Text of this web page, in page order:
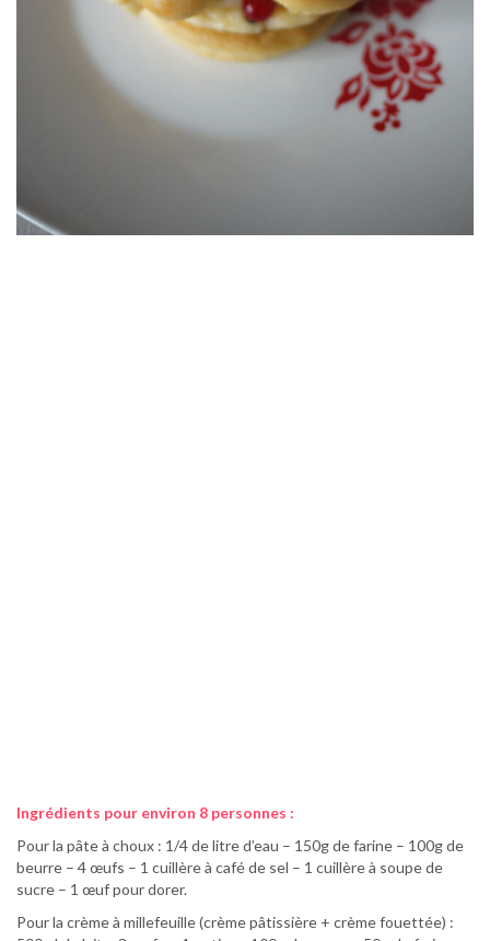
Ingrédients pour environ 8 personnes :
Pour la pâte à choux : 1/4 de litre d’eau – 150g de farine – 100g de
beurre – 4 œufs – 1 cuillère à café de sel – 1 cuillère à soupe de
sucre – 1 œuf pour dorer.
Pour la crème à millefeuille (crème pâtissière + crème fouettée) :